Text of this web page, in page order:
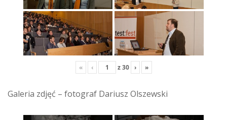
« ‹ z30 › »
Galeria zdjęć – fotograf Dariusz Olszewski